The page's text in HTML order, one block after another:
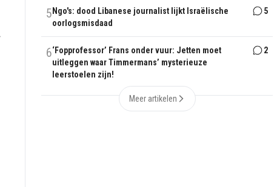
5 Ngo's: dood Libanese journalist lijkt Israëlische
oorlogsmisdaad
5
6‘Fopprofessor’ Frans onder vuur: Jetten moet
uitleggen waar Timmermans’ mysterieuze
leerstoelen zijn!
2
Meer artikelen